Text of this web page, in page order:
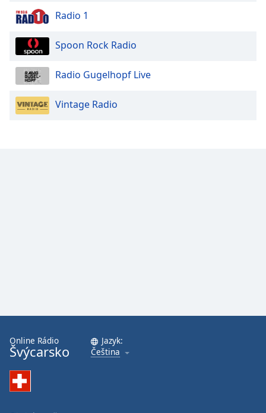
Radio 1
Spoon Rock Radio
Radio Gugelhopf Live
Vintage Radio
Online Rádio
Švýcarsko
Jazyk:
Čeština